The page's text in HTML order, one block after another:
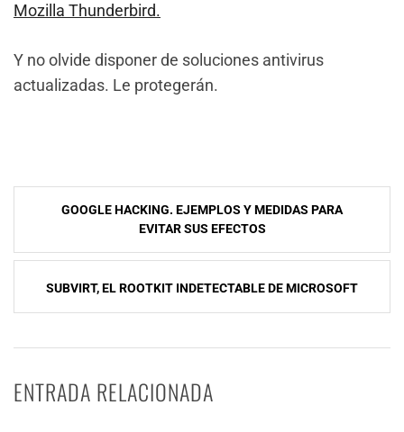
Mozilla Thunderbird.
Y no olvide disponer de soluciones antivirus
actualizadas. Le protegerán.
NavegaciÃ³n
entradas
GOOGLE HACKING. EJEMPLOS Y MEDIDAS PARA
EVITAR SUS EFECTOS
SUBVIRT, EL ROOTKIT INDETECTABLE DE MICROSOFT
ENTRADA RELACIONADA